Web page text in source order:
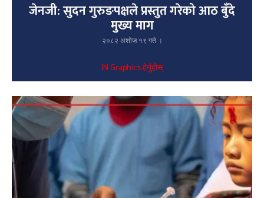
जेनजी: सुदन गुरुङपक्षले प्रस्तुत गरेको आठ बुँदे
मुख्य माग
२०८२ अशोज १९ गते ।
IN Graphics हेर्नुहोस्